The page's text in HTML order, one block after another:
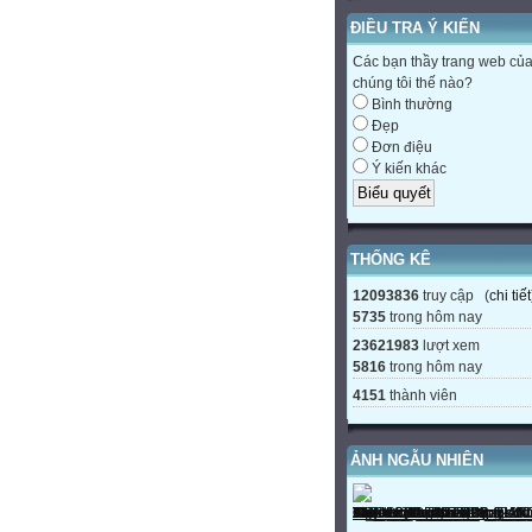
ĐIỀU TRA Ý KIẾN
Các bạn thầy trang web của
chúng tôi thế nào?
Bình thường
Đẹp
Đơn điệu
Ý kiến khác
THỐNG KÊ
12093836 truy cập (chi tiết
5735 trong hôm nay
23621983 lượt xem
5816 trong hôm nay
4151 thành viên
ẢNH NGẪU NHIÊN